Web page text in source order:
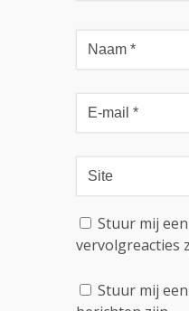
Stuur mij
vervolgreacties
Stuur mij